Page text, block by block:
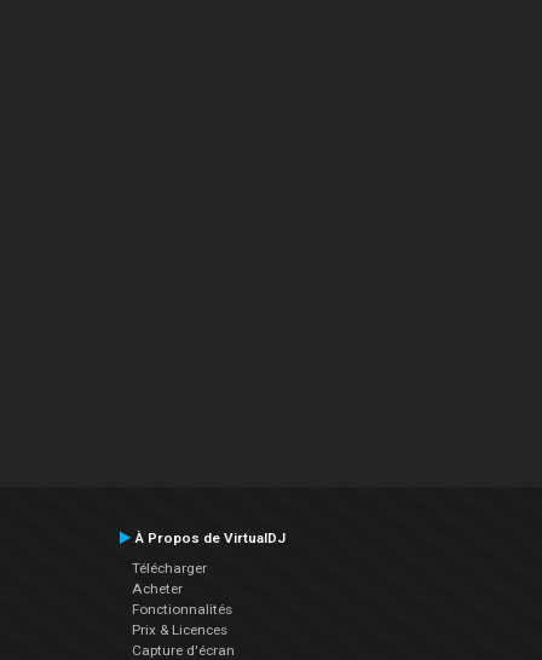
À Propos de VirtualDJ
Télécharger
Acheter
Fonctionnalités
Prix & Licences
Capture d'écran